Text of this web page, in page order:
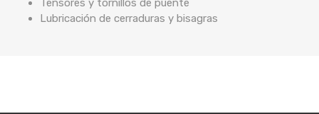
Tensores y tornillos de puente
Lubricación de cerraduras y bisagras